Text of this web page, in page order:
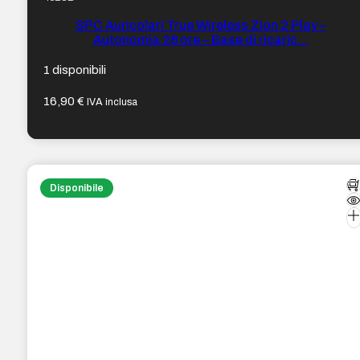
SPC Auricolari True Wireless Zion 2 Play –
Autonomia 28 ore – Base di ricaric…
1 disponibili
16,90€ IVA inclusa
Disponibile